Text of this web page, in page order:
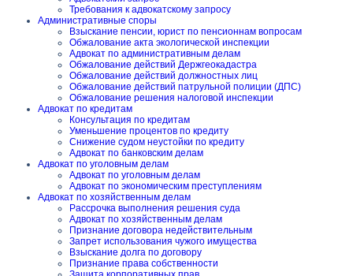
Требования к адвокатскому запросу
Административные споры
Взыскание пенсии, юрист по пенсионнам вопросам
Обжалование акта экологической инспекции
Адвокат по административным делам
Обжалование действий Держгеокадастра
Обжалование действий должностных лиц
Обжалование действий патрульной полиции (ДПС)
Обжалование решения налоговой инспекции
Адвокат по кредитам
Консультация по кредитам
Уменьшение процентов по кредиту
Снижение судом неустойки по кредиту
Адвокат по банковским делам
Адвокат по уголовным делам
Адвокат по уголовным делам
Адвокат по экономическим преступлениям
Адвокат по хозяйственным делам
Рассрочка выполнения решения суда
Адвокат по хозяйственным делам
Признание договора недействительным
Запрет использования чужого имущества
Взыскание долга по договору
Признание права собственности